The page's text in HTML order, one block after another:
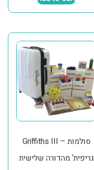
Griffiths III – סולמות
גריפית‘ מהדורה שלישית